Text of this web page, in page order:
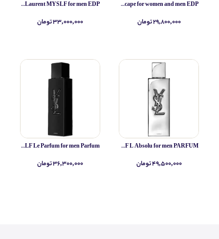
Simone Andreoli Tulum Junglescape for women and men EDP
۲۹,۸۰۰,۰۰۰ تومان
Yves Saint Laurent MYSLF L Absolu for men PARFUM
۴۹,۵۰۰,۰۰۰ تومان
Yves Saint Laurent MYSLF for men EDP
۳۳,۰۰۰,۰۰۰ تومان
Yves Saint Laurent MYSLF Le Parfum for men Parfum
۳۶,۳۰۰,۰۰۰ تومان